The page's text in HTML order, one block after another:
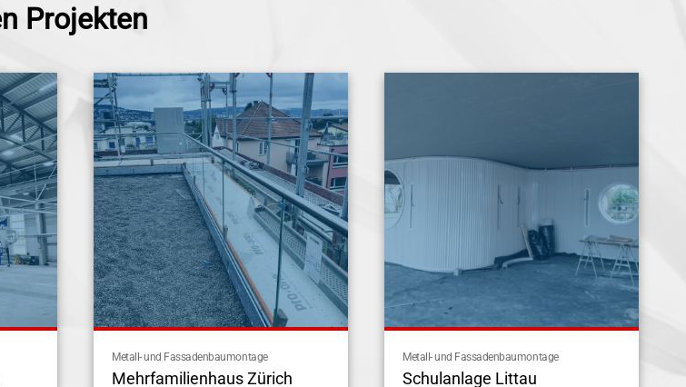
Projekten
Metall- und Fassadenbaumontage
Mehrfamilienhaus Zürich
Metall- und Fassadenbaumontage
Schulanlage Littau